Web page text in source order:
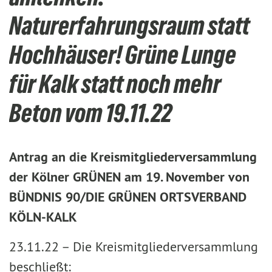
Naturerfahrungsraum statt
Hochhäuser! Grüne Lunge
für Kalk statt noch mehr
Beton vom 19.11.22
Antrag an die Kreismitgliederversammlung
der Kölner GRÜNEN am 19. November von
BÜNDNIS 90/DIE GRÜNEN ORTSVERBAND
KÖLN-KALK
23.11.22 – Die Kreismitgliederversammlung
beschließt: